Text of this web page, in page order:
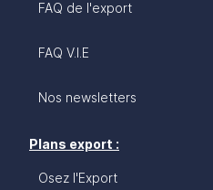
FAQ de l'export
FAQ V.I.E
Nos newsletters
Plans export :
Osez l'Export